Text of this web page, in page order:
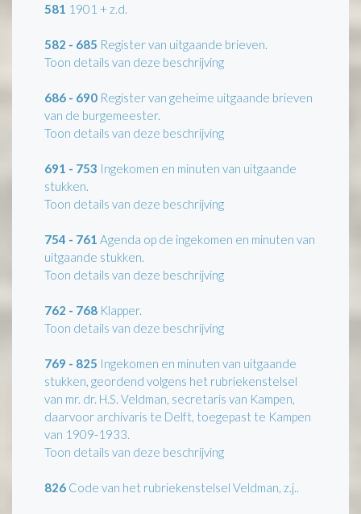
581 1901 + z.d.
582 - 685 Register van uitgaande brieven.
Toon details van deze beschrijving
686 - 690 Register van geheime uitgaande brieven
van de burgemeester.
Toon details van deze beschrijving
691 - 753 Ingekomen en minuten van uitgaande
stukken.
Toon details van deze beschrijving
754 - 761 Agenda op de ingekomen en minuten van
uitgaande stukken.
Toon details van deze beschrijving
762 - 768 Klapper.
Toon details van deze beschrijving
769 - 825 Ingekomen en minuten van uitgaande
stukken, geordend volgens het rubriekenstelsel
van mr. dr. H.S. Veldman, secretaris van Kampen,
daarvoor archivaris te Delft, toegepast te Kampen
van 1909-1933.
Toon details van deze beschrijving
826 Code van het rubriekenstelsel Veldman, z.j..